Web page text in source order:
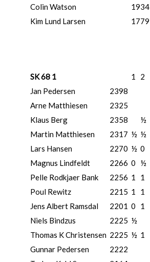
Colin Watson
1934
Kim Lund Larsen
1779
SK 68 1 1 2
Jan Pedersen
2398
Arne Matthiesen
2325
Klaus Berg
2358 ½
Martin Matthiesen
2317 ½ ½
Lars Hansen
2270 ½ 0
Magnus Lindfeldt
2266 0 ½
Pelle Rodkjaer Bank
2256 1 1
Poul Rewitz
2215 1 1
Jens Albert Ramsdal
2201 0 1
Niels Bindzus
2225 ½
Thomas K Christensen 2225 ½ 1
Gunnar Pedersen
2222